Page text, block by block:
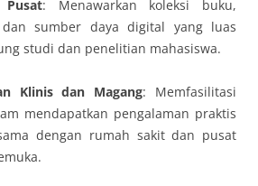
Pusat: Menawarkan koleksi buku,
sumber daya digital yang luas
studi dan penelitian mahasiswa.
Klinis dan Magang: Memfasilitasi
mendapatkan pengalaman praktis
dengan rumah sakit dan pusat